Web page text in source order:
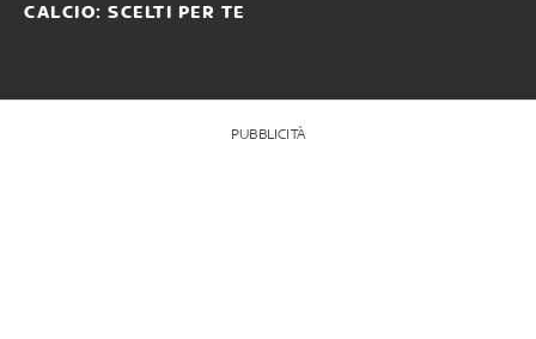
CALCIO: SCELTI PER TE
PUBBLICITÀ